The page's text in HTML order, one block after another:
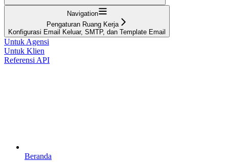
Navigation
Pengaturan Ruang Kerja
Konfigurasi Email Keluar, SMTP, dan Template Email
Untuk Agensi
Untuk Klien
Referensi API
Beranda